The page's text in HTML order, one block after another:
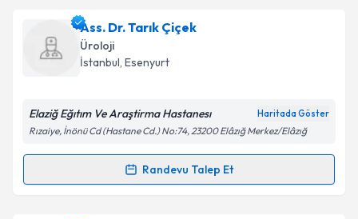
E-posta Adresiniz
Kişisel verilerimin işlenmesine ilişkin
Aydınlatma
Metni'ni okudum ve kişisel verilerimin belirtilen
Ass. Dr. Tarık Çiçek
Üroloji
İstanbul, Esenyurt
Elaziğ Eğıtım Ve Araştirma Hastanesı Haritada Göster
Rızaiye, İnönü Cd (Hastane Cd.) No:74, 23200 Elâzığ Merkez/Elâzığ
Randevu Talep Et
Randevu Takvimi Talebi